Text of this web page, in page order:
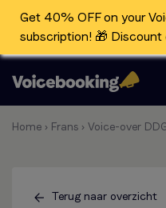
Get 40% OFF on your
subscription! 🎁
Home › Frans › Voice-over
Terug naar overzicht